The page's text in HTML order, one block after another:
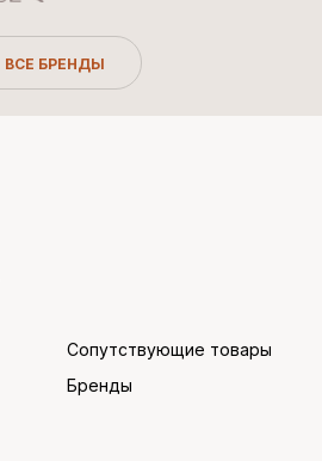
ВСЕ БРЕНДЫ
Сопутствующие товары
Бренды